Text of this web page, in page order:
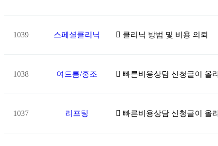
1039 스페셜클리닉 클리닉 방법 및 비용 의뢰
1038 여드름/홍조 빠른비용상담 신청글이 올
1037 리프팅 빠른비용상담 신청글이 올